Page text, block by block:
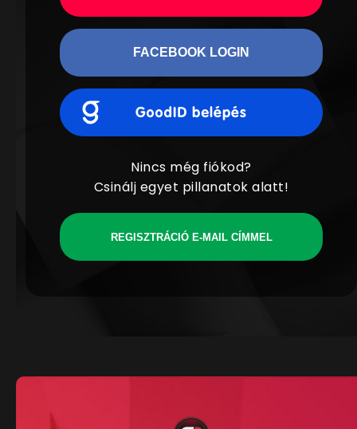
FACEBOOK LOGIN
Nincs még fiókod?
Csinálj egyet pillanatok alatt!
REGISZTRÁCIÓ E-MAIL CÍMMEL